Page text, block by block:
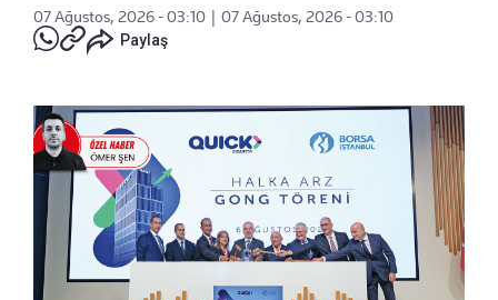
07 Ağustos, 2026 - 03:10
07 Ağustos, 2026 - 03:10
Paylaş